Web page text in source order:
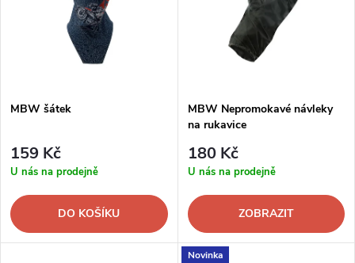
p
r
o
d
s
p
r
o
MBW šátek
159 Kč
U nás na prodejně
DO KOŠÍKU
MBW Nepromokavé návleky
na rukavice
180 Kč
U nás na prodejně
ZOBRAZIT
Novinka